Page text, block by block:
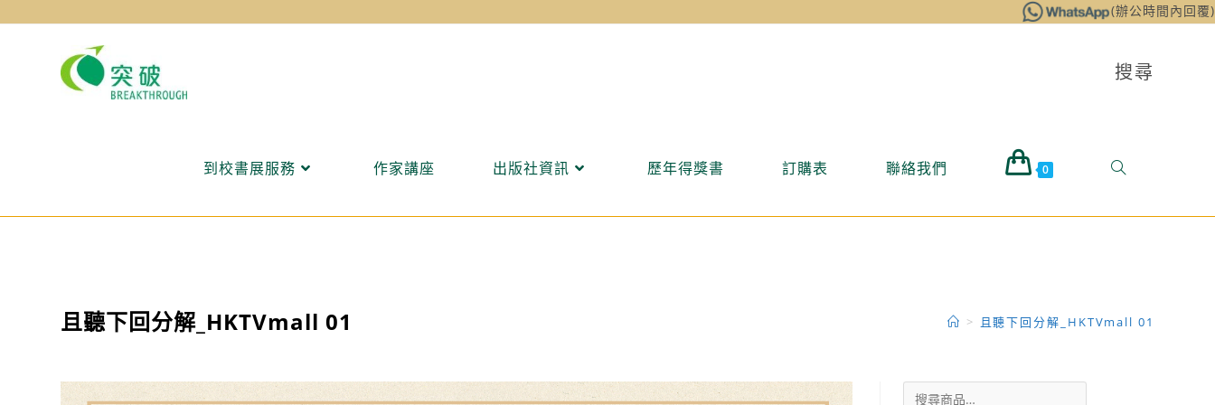
to
(辦公時間內回覆)
搜尋
到校書展服務 作家講座 出版社資訊 歷年得獎書 訂購表 聯絡我們 0
且聽下回分解_HKTVmall 01 > 且聽下回分解_HKTVmall 01